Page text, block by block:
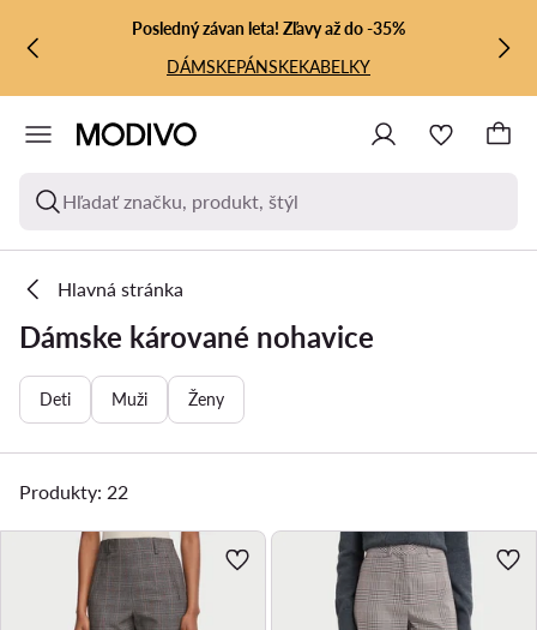
PREJSŤ NA HLAVNÝ OBSAH
PREJSŤ NA VYHĽADÁVANIE
Posledný závan leta! Zľavy až do -35%
DÁMSKEPÁNSKEKABELKY
Hľadať značku, produkt, štýl
Hlavná stránka
Dámske kárované nohavice
Deti Muži Ženy
Produkty: 22